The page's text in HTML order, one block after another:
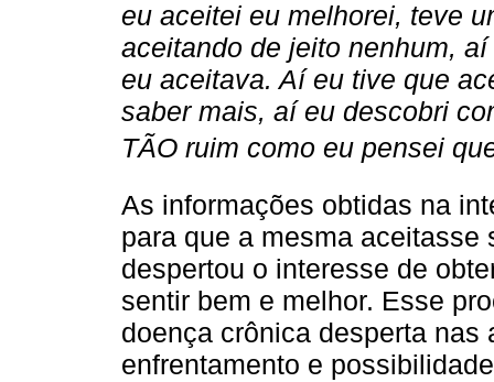
eu aceitei eu melhorei, teve
aceitando de jeito nenhum,
eu aceitava. Aí eu tive que
saber mais, aí eu descobri
TÃO ruim como eu pensei
As informações obtidas na
para que a mesma
despertou o interesse de
sentir bem e melhor. Esse
doença crônica desperta
enfrentamento e